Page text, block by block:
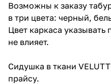
Возможны к заказу
в три цвета: черный,
Цвет каркаса указывать
не влияет.
Сидушка в ткани
прайсу.